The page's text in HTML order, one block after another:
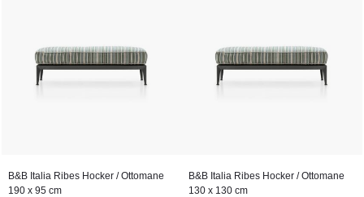
B&B Italia Ribes Hocker / Ottomane
190 x 95 cm
B&B Italia Ribes Hocker / Ottomane
130 x 130 cm